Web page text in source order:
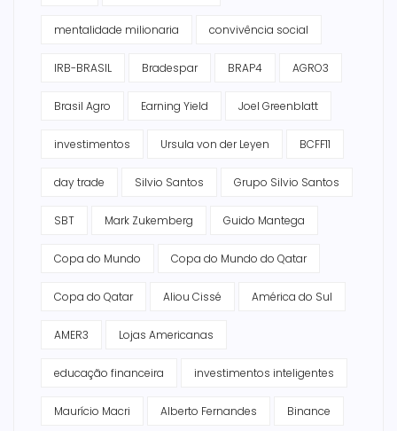
mentalidade milionaria convivência social
IRB-BRASIL Bradespar BRAP4 AGRO3
Brasil Agro Earning Yield Joel Greenblatt
investimentos Ursula von der Leyen BCFF11
day trade Silvio Santos Grupo Silvio Santos
SBT Mark Zukemberg Guido Mantega
Copa do Mundo Copa do Mundo do Qatar
Copa do Qatar Aliou Cissé América do Sul
AMER3 Lojas Americanas
educação financeira investimentos inteligentes
Maurício Macri Alberto Fernandes Binance